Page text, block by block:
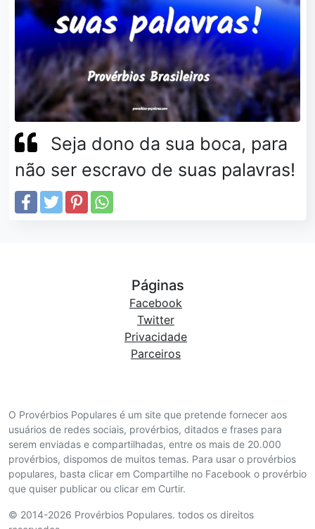
Seja dono da sua boca, para
não ser escravo de suas palavras!
O Provérbios Populares é um site que pretende fornecer aos
usuários de redes sociais, provérbios, ditados e frases para
serem enviadas e compartilhadas, entre os mais de 20.000
provérbios, dispomos de muitos temas. Para usar o provérbios
populares, basta clicar em Compartilhe no Facebook o provérbio
que quiser publicar ou clicar em Curtir.
© 2014-2026 Provérbios Populares. todos os direitos
Páginas
Facebook
Twitter
Privacidade
Parceiros